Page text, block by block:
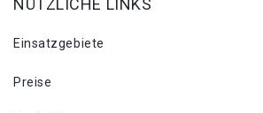
NÜTZLICHE LINKS
Einsatzgebiete
Preise